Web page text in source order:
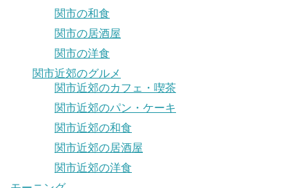
関市の和食
関市の居酒屋
関市の洋食
関市近郊のグルメ
関市近郊のカフェ・喫茶
関市近郊のパン・ケーキ
関市近郊の和食
関市近郊の居酒屋
関市近郊の洋食